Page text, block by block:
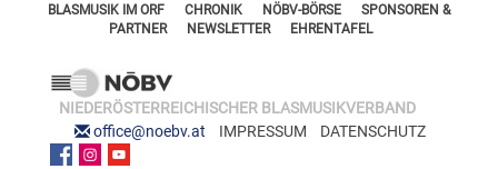
BLASMUSIK IM ORF
CHRONIK NÖBV-BÖRSE
SPONSOREN &
PARTNER
NEWSLETTER EHRENTAFEL
NIEDERÖSTERREICHISCHER BLASMUSIKVERBAND
office@noebv.at
IMPRESSUM DATENSCHUTZ